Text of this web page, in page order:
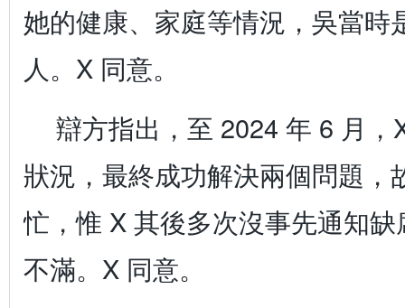
她的健康、家庭等情況，吳當時
人。X 同意。
辯方指出，至 2024 年 6 月
狀況，最終成功解決兩個問題，
忙，惟 X 其後多次沒事先通知
不滿。X 同意。